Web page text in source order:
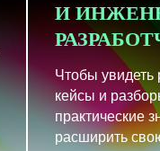
И
Чтобы увидеть
кейсы и
практические
расширить